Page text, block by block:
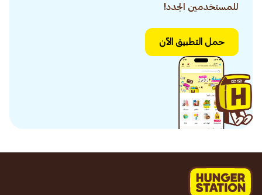
للمستخدمين الجدد!
حمل التطبيق الآن